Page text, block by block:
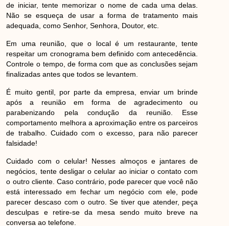
de iniciar, tente memorizar o nome de cada uma delas.
Não se esqueça de usar a forma de tratamento mais
adequada, como Senhor, Senhora, Doutor, etc.
Em uma reunião, que o local é um restaurante, tente
respeitar um cronograma bem definido com antecedência.
Controle o tempo, de forma com que as conclusões sejam
finalizadas antes que todos se levantem.
É muito gentil, por parte da empresa, enviar um brinde
após a reunião em forma de agradecimento ou
parabenizando pela condução da reunião. Esse
comportamento melhora a aproximação entre os parceiros
de trabalho. Cuidado com o excesso, para não parecer
falsidade!
Cuidado com o celular! Nesses almoços e jantares de
negócios, tente desligar o celular ao iniciar o contato com
o outro cliente. Caso contrário, pode parecer que você não
está interessado em fechar um negócio com ele, pode
parecer descaso com o outro. Se tiver que atender, peça
desculpas e retire-se da mesa sendo muito breve na
conversa ao telefone.